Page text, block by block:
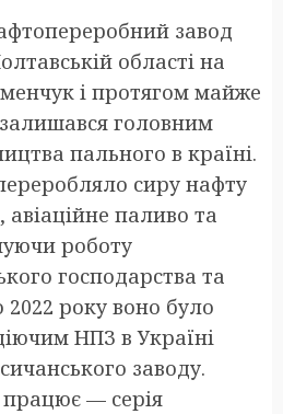
завод
області на
і протягом майже
головним
пального в країні.
сиру нафту
паливо та
роботу
господарства та
року воно було
НПЗ в Україні
заводу.
працює — серія